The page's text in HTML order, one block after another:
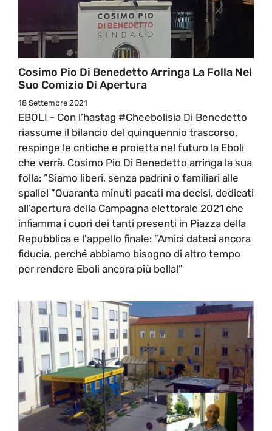
Cosimo Pio Di Benedetto Arringa La Folla Nel
Suo Comizio Di Apertura
18 Settembre 2021
EBOLI - Con l’hastag #Cheebolisia Di Benedetto
riassume il bilancio del quinquennio trascorso,
respinge le critiche e proietta nel futuro la Eboli
che verrà. Cosimo Pio Di Benedetto arringa la sua
folla: ”Siamo liberi, senza padrini o familiari alle
spalle! ”Quaranta minuti pacati ma decisi, dedicati
all’apertura della Campagna elettorale 2021 che
infiamma i cuori dei tanti presenti in Piazza della
Repubblica e l'appello finale: ”Amici dateci ancora
fiducia, perché abbiamo bisogno di altro tempo
per rendere Eboli ancora più bella!”